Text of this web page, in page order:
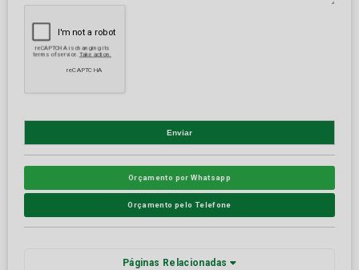
Orçamento por Whatsapp
Orçamento pelo Telefone
Páginas Relacionadas